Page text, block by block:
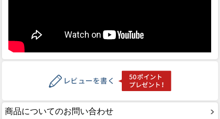
商品についてのお問い合わせ